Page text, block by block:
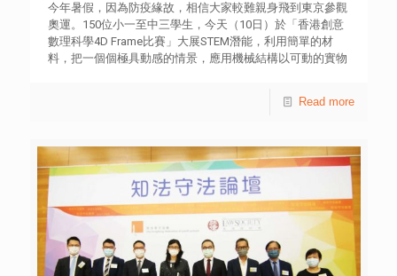
今年暑假，因為防疫緣故，相信大家較難親身飛到東京參觀
奧運。150位小一至中三學生，今天（10日）於「香港創意
數理科學4D Frame比賽」大展STEM潛能，利用簡單的材
料，把一個個極具動感的情景，應用機械結構以可動的實物
機械裝置。 當中九龍塘天主教華德學校憑一組奧運籃球項
Frame組稱王；初小組冠軍作品是福榮街官立小學所創作的
機械龍舟模型；保良局羅傑承（一九八三）中學設計的實用
提升重物裝置則在初中組勝出。 「香港創意數理科學4D
Frame比賽」由香港青年協會主辦，今年賽事假香港科學園
舉行，共吸引20多間中、小學派出學生，組成近80支隊伍參
加。過程考驗參賽隊伍運用編程、各種數學幾何概念，融合
不同科學和工程原理，把別具創意的解難方案，以4D Frame
Read more